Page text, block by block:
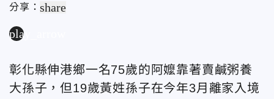
分享：share
play_arrow
彰化縣伸港鄉一名75歲的阿嬤靠著賣鹹粥養
大孫子，但19歲黃姓孫子在今年3月離家入境